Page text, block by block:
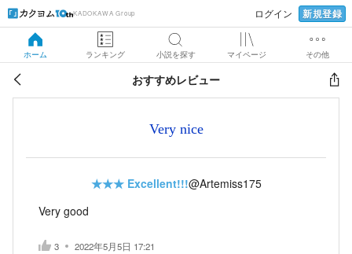
KADOKAWA Group ログイン 新規登録
ホーム ランキング 小説を探す マイページ その他
おすすめレビュー
Very nice
★★★ Excellent!!!@Artemiss175
Very good
3 2022年5月5日 17:21